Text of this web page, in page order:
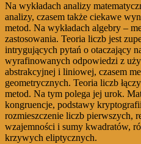
Na wykładach analizy
analizy, czasem także ciekawe
metod. Na wykładach algebry –
zastosowania. Teoria liczb jest
intrygujących pytań o otaczający
wyrafinowanych odpowiedzi z
abstrakcyjnej i liniowej, czasem
geometrycznych. Teoria liczb
metod. Na tym polega jej urok.
kongruencje, podstawy
rozmieszczenie liczb pierwszych,
wzajemności i sumy kwadratów,
krzywych eliptycznych.